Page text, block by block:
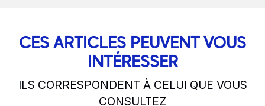
CES ARTICLES PEUVENT VOUS
INTÉRESSER
ILS CORRESPONDENT À CELUI QUE VOUS
CONSULTEZ